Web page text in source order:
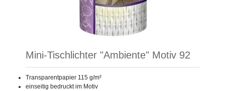
Mini-Tischlichter "Ambiente" Motiv 92
Transparentpapier 115 g/m²
einseitig bedruckt im Motiv